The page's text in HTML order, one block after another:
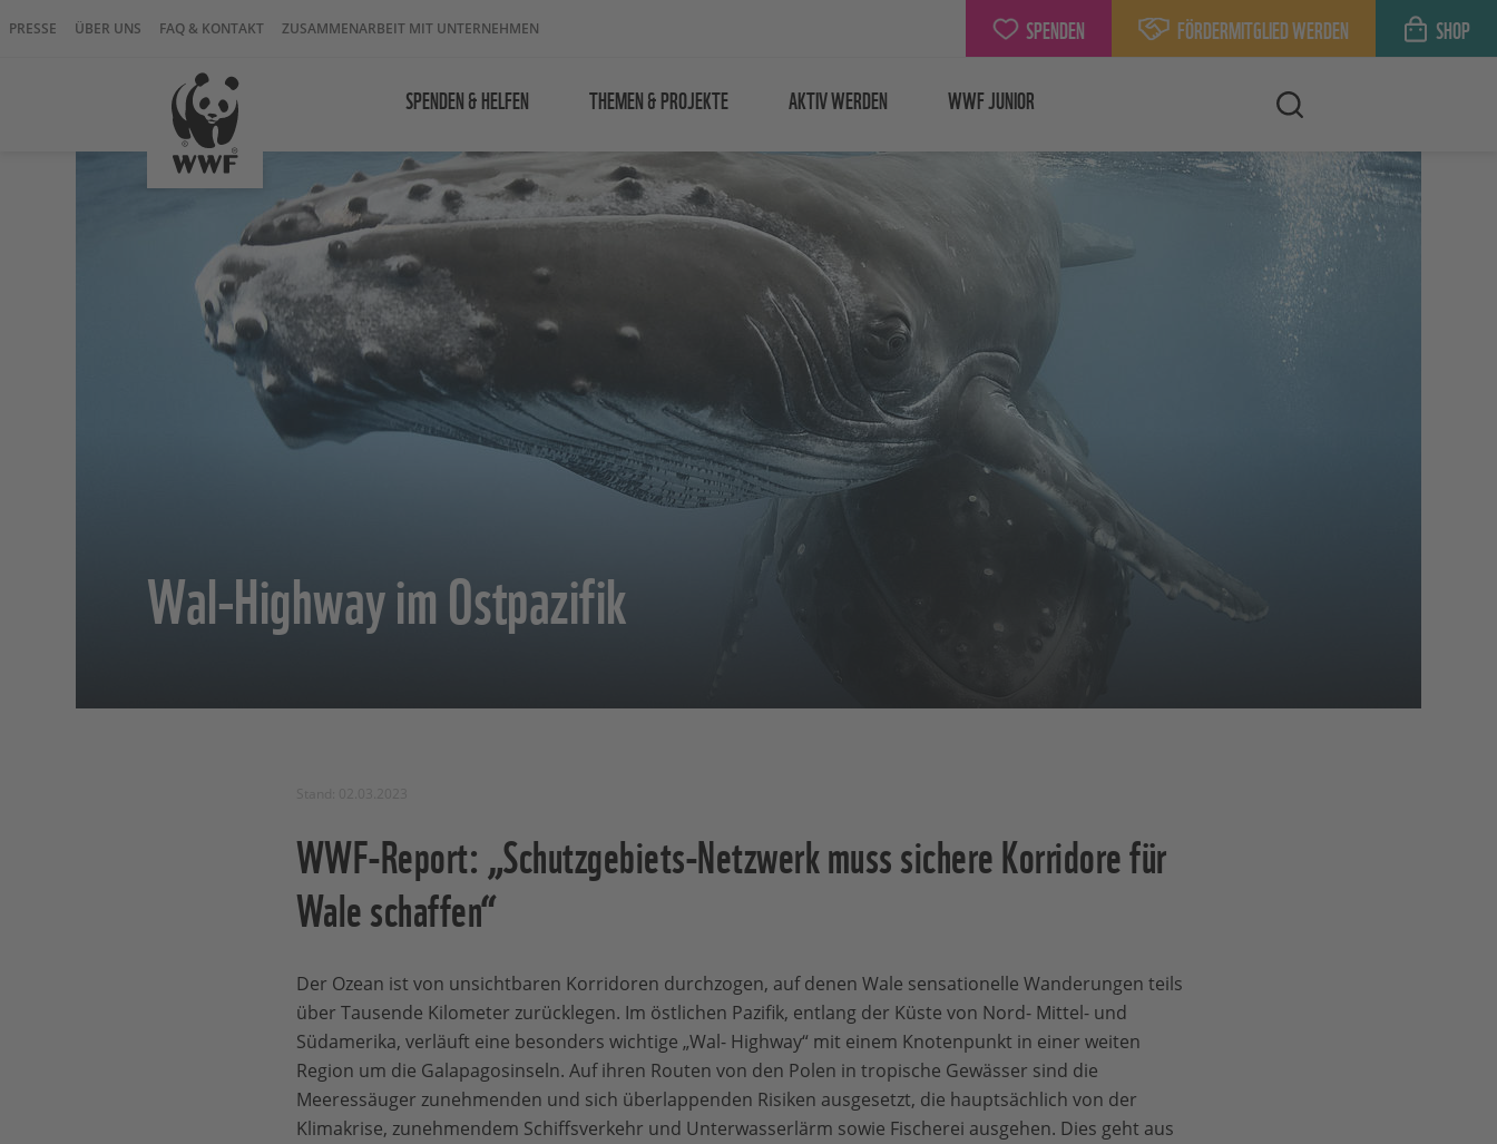
PRESSE ÜBER UNS FAQ & KONTAKT ZUSAMMENARBEIT MIT UNTERNEHMEN SPENDEN FÖRDERMITGLIED WERDEN SHOP
SPENDEN & HELFEN THEMEN & PROJEKTE AKTIV WERDEN WWF JUNIOR
Wal-Highway im Ostpazifik
WWF-Report: „Schutzgebiets-Netzwerk muss sichere Korridore für
Wale schaffen“
Der Ozean ist von unsichtbaren Korridoren durchzogen, auf denen Wale sensationelle Wanderungen teils
über Tausende Kilometer zurücklegen. Im östlichen Pazifik, entlang der Küste von Nord- Mittel- und
Südamerika, verläuft eine besonders wichtige „Wal- Highway“ mit einem Knotenpunkt in einer weiten
Region um die Galapagosinseln. Auf ihren Routen von den Polen in tropische Gewässer sind die
Meeressäuger zunehmenden und sich überlappenden Risiken ausgesetzt, die hauptsächlich von der
Klimakrise, zunehmendem Schiffsverkehr und Unterwasserlärm sowie Fischerei ausgehen. Dies geht aus